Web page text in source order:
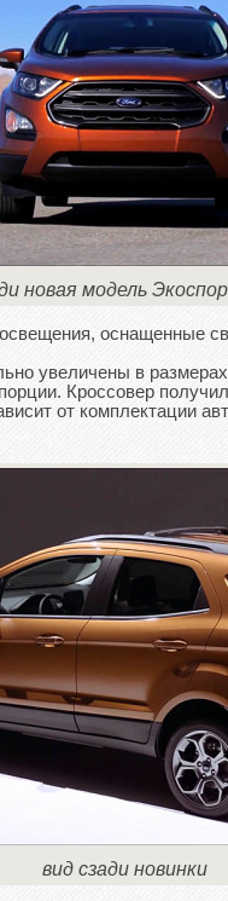
новая модель
оснащенные
увеличены в
Кроссовер
от комплектации
вид сзади новинки